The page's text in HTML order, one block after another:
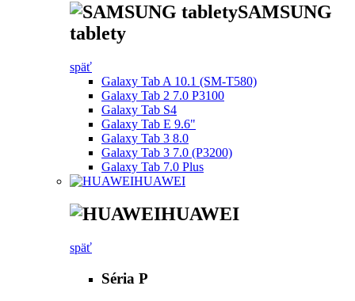
SAMSUNG
tablety
späť
Galaxy Tab A 10.1 (SM-T580)
Galaxy Tab 2 7.0 P3100
Galaxy Tab S4
Galaxy Tab E 9.6"
Galaxy Tab 3 8.0
Galaxy Tab 3 7.0 (P3200)
Galaxy Tab 7.0 Plus
HUAWEI
HUAWEI
späť
Séria P